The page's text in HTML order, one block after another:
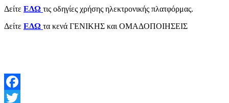
Δείτε ΕΔΩ τις οδηγίες χρήσης ηλεκτρονικής πλατφόρμας.
Δείτε ΕΔΩ τα κενά ΓΕΝΙΚΗΣ και ΟΜΑΔΟΠΟΙΗΣΕΙΣ
Facebook